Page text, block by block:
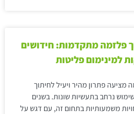
פלזמה מתקדמות: חידושים
למינימום פליטות
מציעה פתרון מהיר ויעיל לחיתוך
נרחב בתעשיות שונות. בשנים
משמעותיות בתחום זה, עם דגש על